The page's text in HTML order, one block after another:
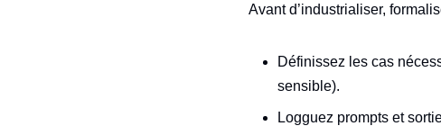
Avant d’industrialiser,
Définissez les cas
sensible).
Logguez prompts et